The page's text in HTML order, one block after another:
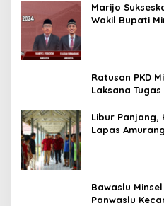
Marijo
Wakil Bupati
Ratusan PKD
Laksana
Libur Panjang,
Lapas
Bawaslu
Panwaslu